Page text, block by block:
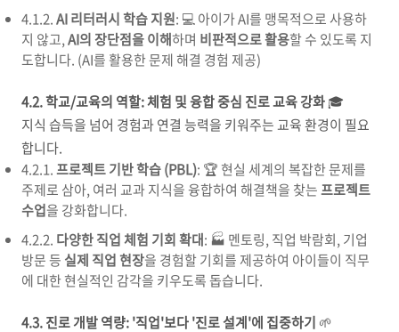
4.1.2.AI 리터러시 학습 지원: 💻 아이가 AI를 맹목적으로 사용하
지 않고,AI의 장단점을 이해하며 비판적으로 활용할 수 있도록 지
도합니다. (AI를 활용한 문제 해결 경험 제공)
4.2. 학교/교육의 역할: 체험 및 융합 중심 진로 교육 강화🎓
지식 습득을 넘어 경험과 연결 능력을 키워주는 교육 환경이 필요
합니다.
4.2.1.프로젝트 기반 학습 (PBL): 🏆 현실 세계의 복잡한 문제를
주제로 삼아, 여러 교과 지식을 융합하여 해결책을 찾는프로젝트
수업을 강화합니다.
4.2.2. 다양한 직업 체험 기회 확대: 🏭 멘토링, 직업 박람회, 기업
방문 등 실제 직업 현장을 경험할 기회를 제공하여 아이들이 직무
에 대한 현실적인 감각을 키우도록 돕습니다.
4.3. 진로 개발 역량: '직업'보다 '진로 설계'에 집중하기 🌱